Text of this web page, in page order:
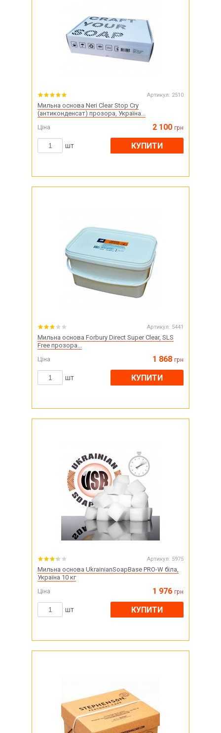
Артикул: 2510
Мильна основа Neri Clear Stop Cry
(антиконденсат) прозора, Україна...
Ціна
2 100 грн
шт КУПИТИ
Артикул: 5441
Мильна основа Forbury Direct Super Clear, SLS
Free прозора...
Ціна
1 868 грн
шт КУПИТИ
Артикул: 5975
Мильна основа UkrainianSoapBase PRO-W біла,
Україна 10 кг
Ціна
1 976 грн
шт КУПИТИ